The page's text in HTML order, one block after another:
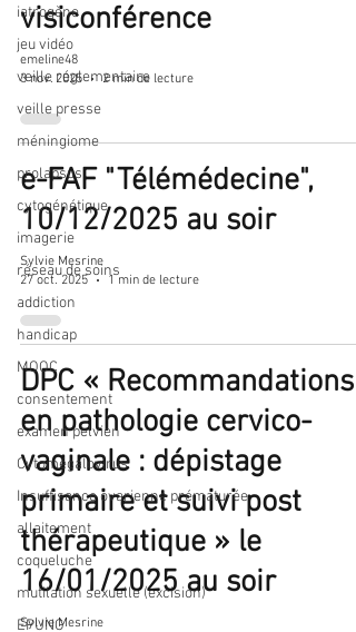
iatrogène
jeu vidéo
veille réglementaire
veille presse
méningiome
prolapsus
cytogénétique
imagerie
réseau de soins
addiction
handicap
MOOC
consentement
examen pelvien
Cytomégalovirus
Insuffisance ovarienne prématurée
allaitement
coqueluche
mutilation sexuelle (excision)
EPUNG
visiconférence
emeline48
3 nov. 2025
2 min de lecture
e-FAF "Télémédecine",
10/12/2025 au soir
Sylvie Mesrine
27 oct. 2025
1 min de lecture
DPC « Recommandations
en pathologie cervico-
vaginale : dépistage
primaire et suivi post
thérapeutique » le
16/01/2025 au soir
Sylvie Mesrine